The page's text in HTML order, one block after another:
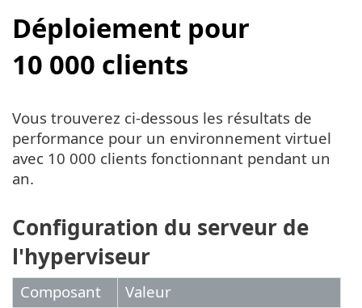
Déploiement pour
10 000 clients
Vous trouverez ci-dessous les résultats de
performance pour un environnement virtuel
avec 10 000 clients fonctionnant pendant un
an.
Configuration du serveur de
l'hyperviseur
Composant
Valeur